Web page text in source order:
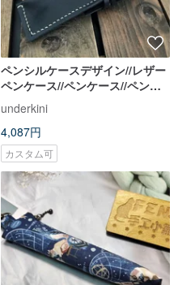
ペンシルケースデザイン//レザー
ペンケース//ペンケース//ペンホ
ルダー//シンプル//フリーレタリ
ング//クリスマスギフト
underkini
4,087円
カスタム可